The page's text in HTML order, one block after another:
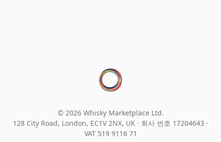
© 2026 Whisky Marketplace Ltd.
128 City Road, London, EC1V 2NX, UK · 회사 번호 17204643 ·
VAT 519 9116 71